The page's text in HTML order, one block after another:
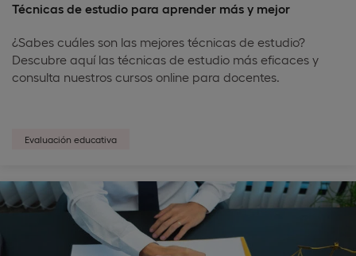
Técnicas de estudio para aprender más y mejor
¿Sabes cuáles son las mejores técnicas de estudio?
Descubre aquí las técnicas de estudio más eficaces y
consulta nuestros cursos online para docentes.
Evaluación educativa